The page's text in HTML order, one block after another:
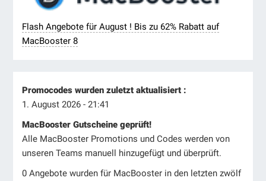
Flash Angebote für August ! Bis zu 62% Rabatt auf
MacBooster 8
Promocodes wurden zuletzt aktualisiert :
1. August 2026 - 21:41
MacBooster Gutscheine geprüft!
Alle MacBooster Promotions und Codes werden von
unseren Teams manuell hinzugefügt und überprüft.
0 Angebote wurden für MacBooster in den letzten zwölf